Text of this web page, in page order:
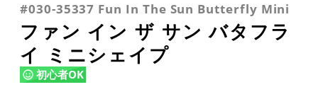
#030-35337 Fun In The Sun Butterfly Mini
ファン イン ザ サン バタフラ
イ ミニシェイプ
初心者OK